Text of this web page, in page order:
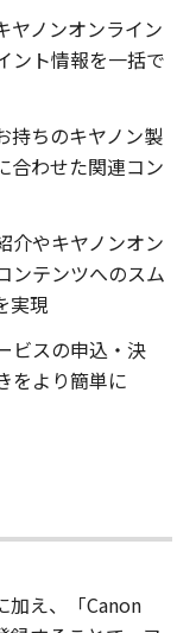
ヤノンオンライン
ント情報を一括で
持ちのキヤノン製
合わせた関連コン
介やキヤノンオン
ンテンツへのスム
実現
ビスの申込・決
をより簡単に
加え、「Canon